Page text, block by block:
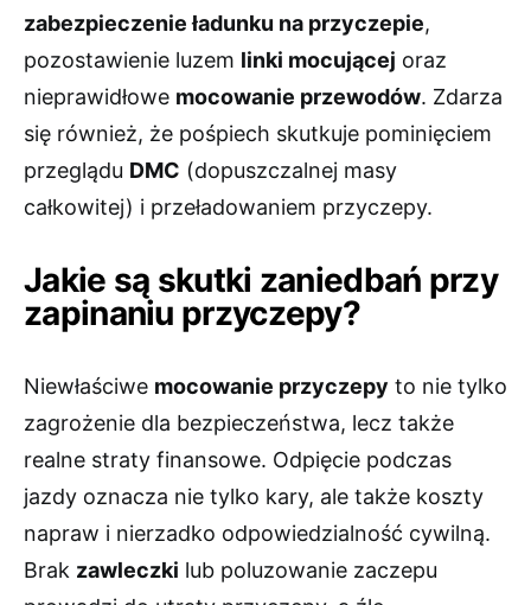
zabezpieczenie ładunku na przyczepie,
pozostawienie luzem linki mocującej oraz
nieprawidłowe mocowanie przewodów. Zdarza
się również, że pośpiech skutkuje pominięciem
przeglądu DMC (dopuszczalnej masy
całkowitej) i przeładowaniem przyczepy.
Jakie są skutki zaniedbań przy
zapinaniu przyczepy?
Niewłaściwe mocowanie przyczepy to nie tylko
zagrożenie dla bezpieczeństwa, lecz także
realne straty finansowe. Odpięcie podczas
jazdy oznacza nie tylko kary, ale także koszty
napraw i nierzadko odpowiedzialność cywilną.
Brak zawleczki lub poluzowanie zaczepu